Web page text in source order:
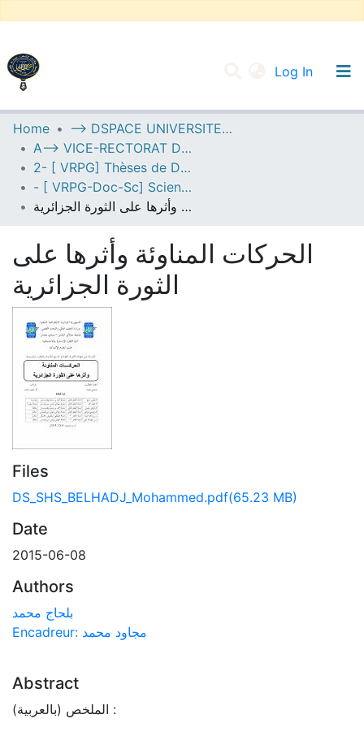
Log In
UNIVERSITY OF D.L SIDI BEL ABBES
Communities & Collections
All of DSpace
Statistics
Home
--> DSPACE UNIVERSITE DJILALLI LIABES DE SIDI BEL ABBES
A--> VICE-RECTORAT DE LA POST-GRADUATION
2- [ VRPG] Thèses de Doctorat en Sciences
- [ VRPG-Doc-Sc] Sciences humaines et sociales --- علوم إنسانية واجتماعية
الحركات المناوئة وأثرها على الثورة الجزائرية
الحركات المناوئة وأثرها على
الثورة الجزائرية
Files
DS_SHS_BELHADJ_Mohammed.pdf(65.23 MB)
Date
2015-06-08
Authors
بلحاج محمد
Encadreur: مجاود محمد
Abstract
الملخص (بالعربية) :